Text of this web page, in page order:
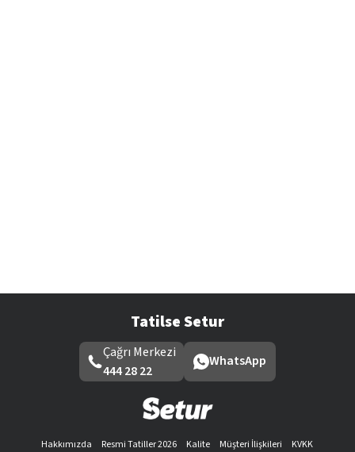
Tatilse Setur
Çağrı Merkezi
444 28 22
WhatsApp
Hakkımızda Resmi Tatiller 2026 Kalite Müşteri İlişkileri
KVKK